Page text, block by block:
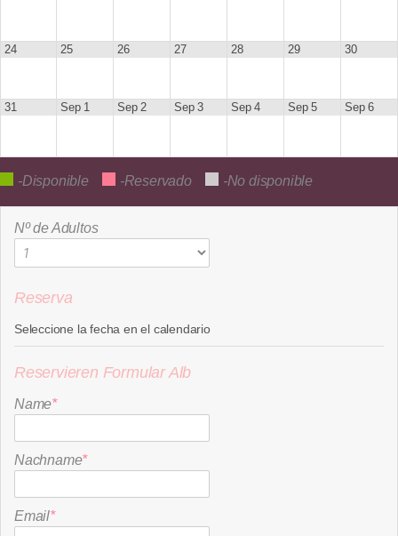
24 25 26 27 28 29 30
31 Sep 1 Sep 2 Sep 3 Sep 4 Sep 5 Sep 6
-Disponible -Reservado -No disponible
Nº de Adultos
Reserva
Seleccione la fecha en el calendario
Reservieren Formular Alb
Name*
Nachname*
Email*